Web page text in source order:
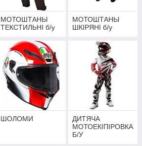
МОТОШТАНЫ
ТЕКСТИЛЬНІ б/у
МОТОШТАНЫ
ШКІРЯНІ б/у
ШОЛОМИ
ДИТЯЧА
МОТОЕКІПІРОВКА
Б/У